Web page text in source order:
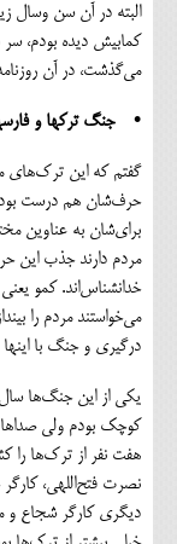
البته در آن سن وسال
کمابیش دیده بودم،
می‌گذشت، در آن
• جنگ ترکها و
گفتم که این ترک‌های
حرف‌شان هم درست بود
برای‌شان به عناوین
مردم دارند جذب این
خدانشناس‌اند. کمو
می‌خواستند مردم را
درگیری و جنگ با
کوچک بودم ولی صداها
هفت نفر از ترک‌ها را
دیگری کارگر شجاع و